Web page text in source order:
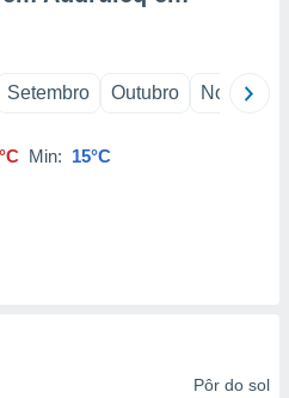
Setembro Outubro Novembro
Min: 15°C
Pôr do sol